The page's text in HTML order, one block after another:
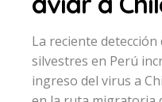
La reciente detección
silvestres en Perú
ingreso del virus a